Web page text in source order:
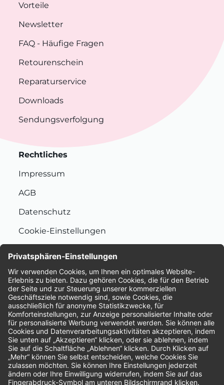
Vorteile
Newsletter
FAQ - Häufige Fragen
Retourenschein
Reparaturservice
Downloads
Sendungsverfolgung
Rechtliches
Impressum
AGB
Datenschutz
Cookie-Einstellungen
Bewertungen